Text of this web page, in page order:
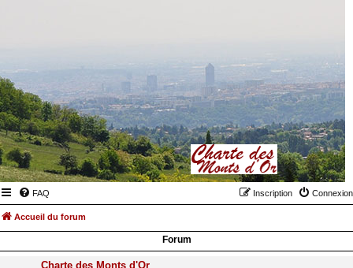
FAQ Connexion
Inscription
Accueil du forum
Forum
Charte des Monts d'Or